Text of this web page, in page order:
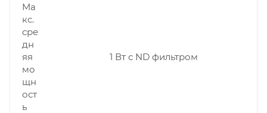
Ма
кс.
сре
дн
яя
мо
щн
ост
ь
1 Вт с ND фильтром